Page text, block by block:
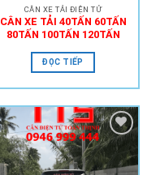
CÂN XE TẢI ĐIỆN TỬ
CÂN XE TẢI 40TẤN 60TẤN
80TẤN 100TẤN 120TẤN
ĐỌC TIẾP